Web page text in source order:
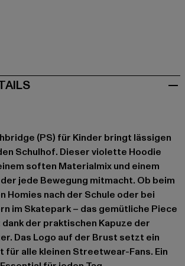
(PS) für Kinder bringt lässigen
Schulhof. Dieser violette Hoodie
soften Materialmix und einem
jede Bewegung mitmacht. Ob beim
Homies nach der Schule oder bei
im Skatepark – das gemütliche Piece
der praktischen Kapuze der
Das Logo auf der Brust setzt ein
für alle kleinen Streetwear-Fans. Ein